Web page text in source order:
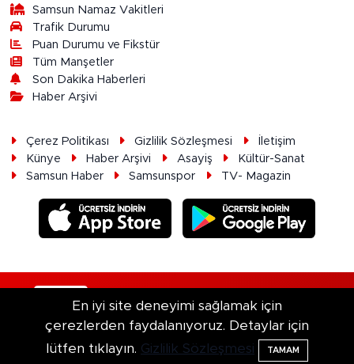
Samsun Namaz Vakitleri
Trafik Durumu
Puan Durumu ve Fikstür
Tüm Manşetler
Son Dakika Haberleri
Haber Arşivi
Çerez Politikası Gizlilik Sözleşmesi
İletişim
Künye
Haber Arşivi Asayiş
Kültür-Sanat
Samsun Haber
Samsunspor TV- Magazin
Haber Yazılımı:TE Bilişim
En iyi site deneyimi sağlamak için
çerezlerden faydalanıyoruz. Detaylar için
lütfen tıklayın. Gizlilik Sözleşmesi TAMAM